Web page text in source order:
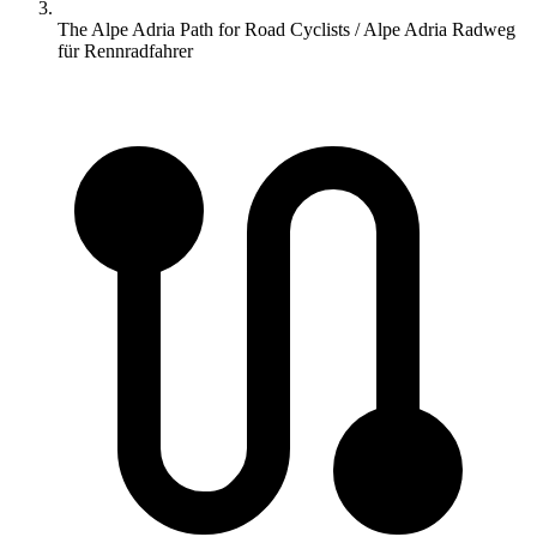
The Alpe Adria Path for Road Cyclists / Alpe Adria Radweg
für Rennradfahrer